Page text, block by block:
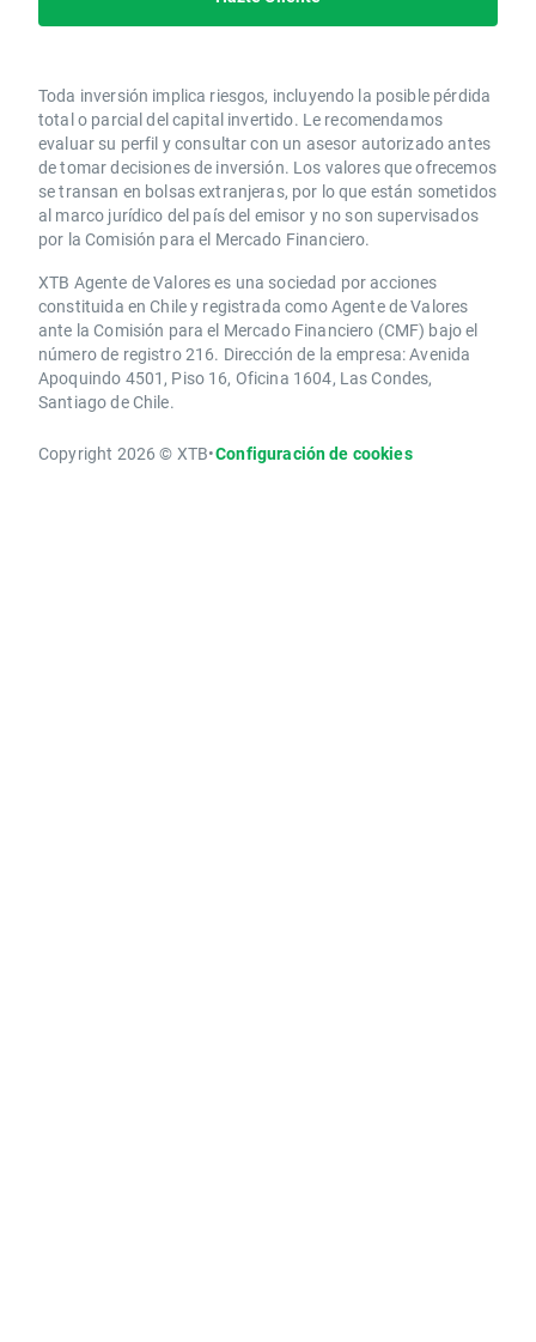
Toda inversión implica riesgos, incluyendo la posible pérdida
total o parcial del capital invertido. Le recomendamos
evaluar su perfil y consultar con un asesor autorizado antes
de tomar decisiones de inversión. Los valores que ofrecemos
se transan en bolsas extranjeras, por lo que están sometidos
al marco jurídico del país del emisor y no son supervisados
por la Comisión para el Mercado Financiero.
XTB Agente de Valores es una sociedad por acciones
constituida en Chile y registrada como Agente de Valores
ante la Comisión para el Mercado Financiero (CMF) bajo el
número de registro 216. Dirección de la empresa: Avenida
Apoquindo 4501, Piso 16, Oficina 1604, Las Condes,
Santiago de Chile.
Copyright 2026 © XTB•Configuración de cookies